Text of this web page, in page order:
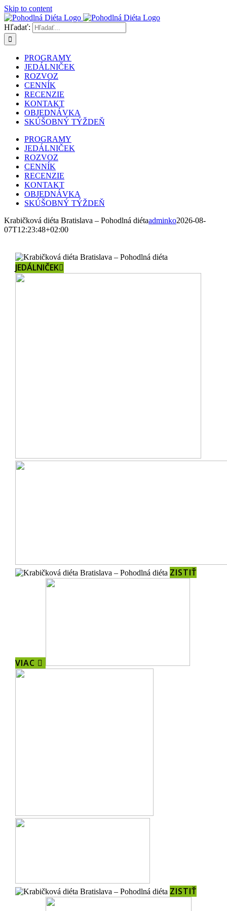
Skip to content
Hľadať:
PROGRAMY
JEDÁLNIČEK
ROZVOZ
CENNÍK
RECENZIE
KONTAKT
OBJEDNÁVKA
SKÚŠOBNÝ TÝŽDEŇ
PROGRAMY
JEDÁLNIČEK
ROZVOZ
CENNÍK
RECENZIE
KONTAKT
OBJEDNÁVKA
SKÚŠOBNÝ TÝŽDEŇ
Krabičková diéta Bratislava – Pohodlná diétaadminko2026-08-
07T12:23:48+02:00
JEDÁLNIČEK
ZISTIŤ
VIAC
ZISTIŤ